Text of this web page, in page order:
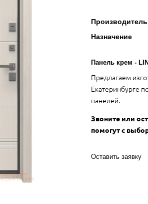
Производитель
Назначение
Панель крем -
Предлагаем
Екатеринбурге
панелей.
Звоните или
помогут с
Оставить заявку